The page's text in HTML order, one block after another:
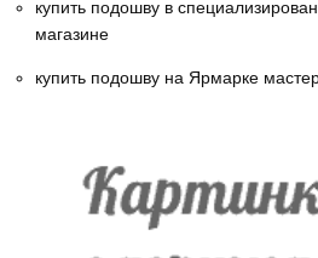
купить подошву в
магазине
купить подошву на Ярмарке